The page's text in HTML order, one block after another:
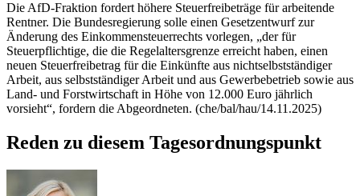
Die AfD-Fraktion fordert höhere Steuerfreibeträge für arbeitende
Rentner. Die Bundesregierung solle einen Gesetzentwurf zur
Änderung des Einkommensteuerrechts vorlegen, „der für
Steuerpflichtige, die die Regelaltersgrenze erreicht haben, einen
neuen Steuerfreibetrag für die Einkünfte aus nichtselbstständiger
Arbeit, aus selbstständiger Arbeit und aus Gewerbebetrieb sowie aus
Land- und Forstwirtschaft in Höhe von 12.000 Euro jährlich
vorsieht“, fordern die Abgeordneten. (che/bal/hau/14.11.2025)
Reden zu diesem Tagesordnungspunkt